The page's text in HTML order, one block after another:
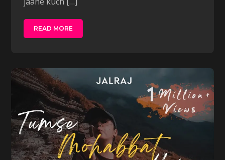
READ MORE